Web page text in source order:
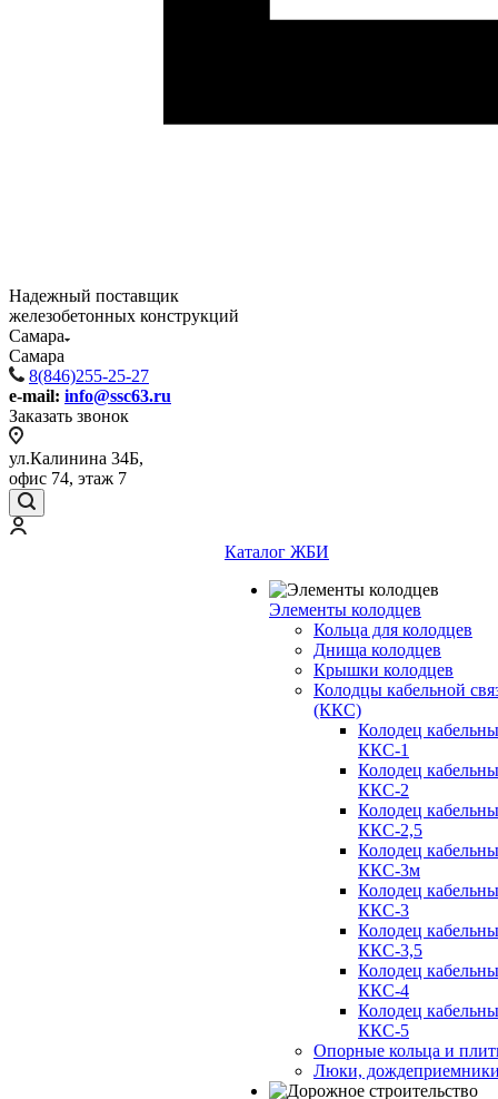
Надежный поставщик
железобетонных конструкций
Самара
Самара
8(846)255-25-27
e-mail: info@ssc63.ru
Заказать звонок
ул.Калинина 34Б,
офис 74, этаж 7
Каталог ЖБИ
Элементы колодцев
Кольца для колодцев
Днища колодцев
Крышки колодцев
Колодцы кабельной
(ККС)
Колодец
ККС-1
Колодец
ККС-2
Колодец
ККС-2,5
Колодец
ККС-3м
Колодец
ККС-3
Колодец
ККС-3,5
Колодец
ККС-4
Колодец
ККС-5
Опорные кольца и
Люки,